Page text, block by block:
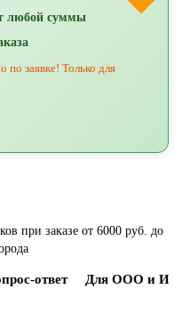
любой суммы
по заявке! Только для
при заказе от 6000 руб. до
ответ Для ООО и ИП